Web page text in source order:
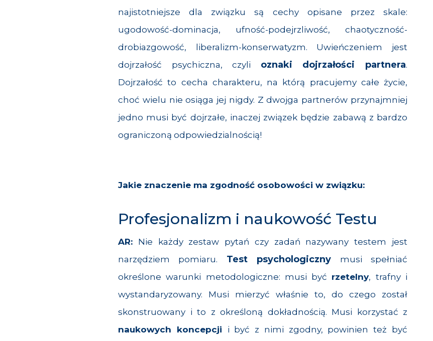
najistotniejsze dla związku są cechy opisane przez skale:
ugodowość-dominacja, ufność-podejrzliwość, chaotyczność-
drobiazgowość, liberalizm-konserwatyzm. Uwieńczeniem jest
dojrzałość psychiczna, czyli oznaki dojrzałości partnera.
Dojrzałość to cecha charakteru, na którą pracujemy całe życie,
choć wielu nie osiąga jej nigdy. Z dwojga partnerów przynajmniej
jedno musi być dojrzałe, inaczej związek będzie zabawą z bardzo
ograniczoną odpowiedzialnością!
Jakie znaczenie ma zgodność osobowości w związku:
Profesjonalizm i naukowość Testu
AR: Nie każdy zestaw pytań czy zadań nazywany testem jest
narzędziem pomiaru. Test psychologiczny musi spełniać
określone warunki metodologiczne: musi być rzetelny, trafny i
wystandaryzowany. Musi mierzyć właśnie to, do czego został
skonstruowany i to z określoną dokładnością. Musi korzystać z
naukowych koncepcji i być z nimi zgodny, powinien też być